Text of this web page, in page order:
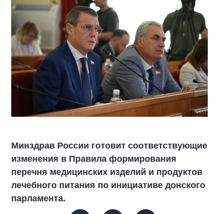
Минздрав России готовит соответствующие
изменения в Правила формирования
перечня медицинских изделий и продуктов
лечебного питания по инициативе донского
парламента.